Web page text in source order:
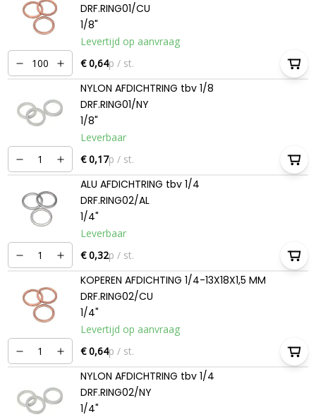
DRF.RING01/CU
1/8"
Levertijd op aanvraag
€ 0,64p / st.
NYLON AFDICHTRING tbv 1/8
DRF.RING01/NY
1/8"
Leverbaar
€ 0,17p / st.
ALU AFDICHTRING tbv 1/4
DRF.RING02/AL
1/4"
Leverbaar
€ 0,32p / st.
KOPEREN AFDICHTING 1/4-13X18X1,5 MM
DRF.RING02/CU
1/4"
Levertijd op aanvraag
€ 0,64p / st.
NYLON AFDICHTRING tbv 1/4
DRF.RING02/NY
1/4"